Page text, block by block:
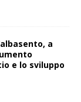
a
e lo sviluppo